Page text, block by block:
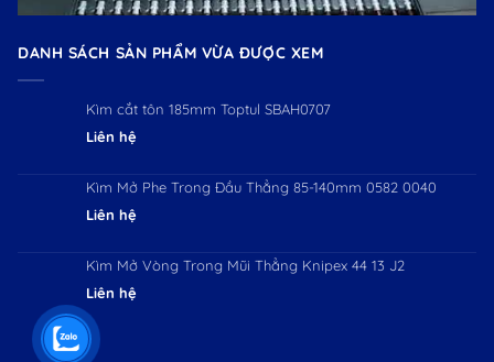
DANH SÁCH SẢN PHẨM VỪA ĐƯỢC XEM
Kìm cắt tôn 185mm Toptul SBAH0707
Liên hệ
Kìm Mở Phe Trong Đầu Thẳng 85-140mm 0582 0040
Liên hệ
Kìm Mở Vòng Trong Mũi Thẳng Knipex 44 13 J2
Liên hệ